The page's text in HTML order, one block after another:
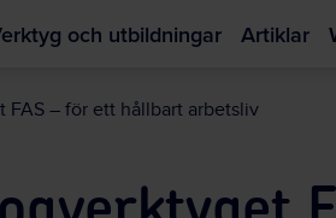
och utbildningar Artiklar
FAS – för ett hållbart arbetsliv